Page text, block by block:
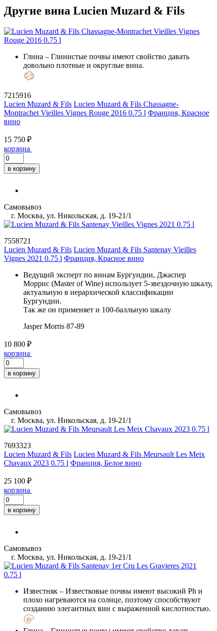
Другие вина Lucien Muzard & Fils
Глина – Глинистые почвы имеют свойство давать
довольно плотные и округлые вина.
7215916
Lucien Muzard & Fils Lucien Muzard & Fils Chassagne-
Montrachet Vieilles Vignes Rouge 2016 0.75 l Франция, Красное
вино
15 750 ₽
корзина
в корзину
Самовывоз
г. Москва, ул. Никольская, д. 19-21/1
7558721
Lucien Muzard & Fils Lucien Muzard & Fils Santenay Vieilles
Vignes 2021 0.75 l Франция, Красное вино
Ведущий эксперт по винам Бургундии, Джаспер
Моррис (Master of Wine) использует 5-звездочную шкалу,
актуальную в иерархической классификации
Бургундии.
Так же он применяет и 100-балльную шкалу
Jasper Morris 87-89
10 800 ₽
корзина
в корзину
Самовывоз
г. Москва, ул. Никольская, д. 19-21/1
7693323
Lucien Muzard & Fils Lucien Muzard & Fils Meursault Les Meix
Chavaux 2023 0.75 l Франция, Белое вино
25 100 ₽
корзина
в корзину
Самовывоз
г. Москва, ул. Никольская, д. 19-21/1
Известняк – Известковые почвы имеют высокий Ph и
плохо нагреваются на солнце, поэтому способствуют
созданию элегантных вин с выраженной кислотностью.